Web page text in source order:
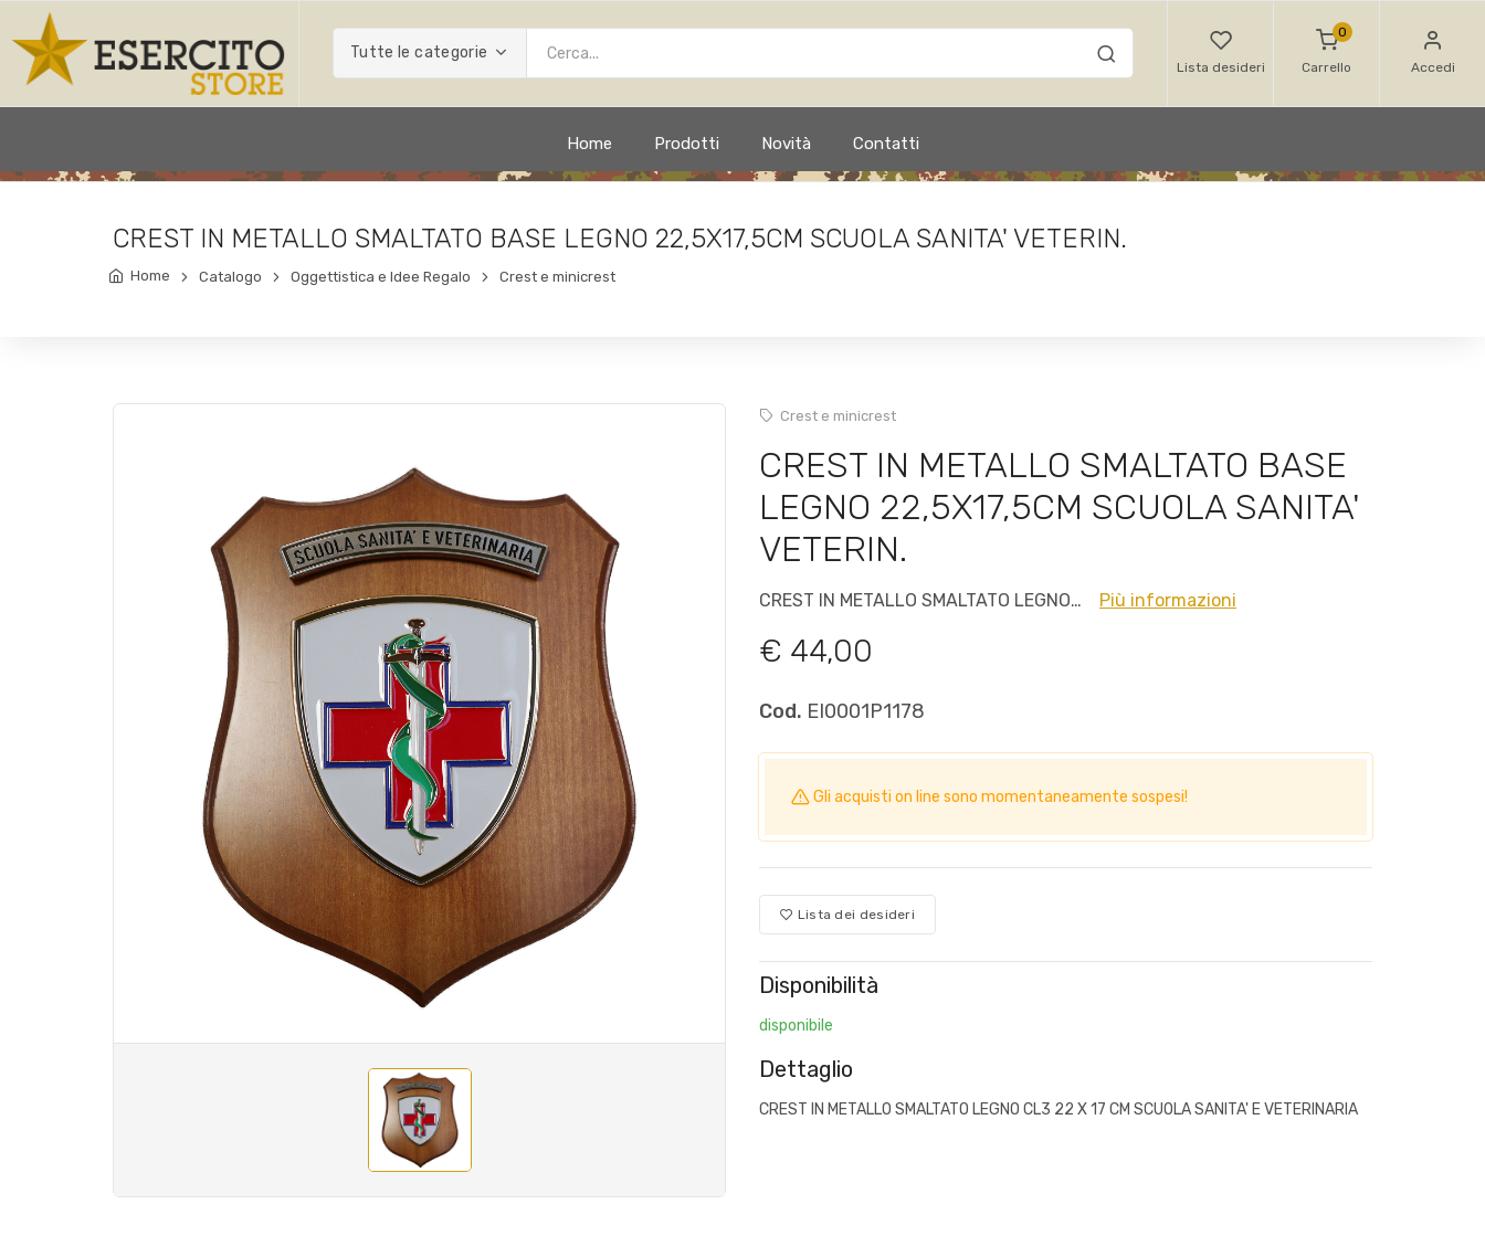
Tutte le categorie
Lista desideri
0
Carrello Accedi
Home Prodotti Novità Contatti
CREST IN METALLO SMALTATO BASE LEGNO 22,5X17,5CM SCUOLA SANITA' VETERIN.
Home Catalogo Oggettistica e Idee Regalo Crest e minicrest
Crest e minicrest
CREST IN METALLO SMALTATO BASE
LEGNO 22,5X17,5CM SCUOLA SANITA'
VETERIN.
CREST IN METALLO SMALTATO LEGNO… Più informazioni
€ 44,00
Cod. EI0001P1178
Gli acquisti on line sono momentaneamente sospesi!
Lista dei desideri
Disponibilità
disponibile
Dettaglio
CREST IN METALLO SMALTATO LEGNO CL3 22 X 17 CM SCUOLA SANITA' E VETERINARIA